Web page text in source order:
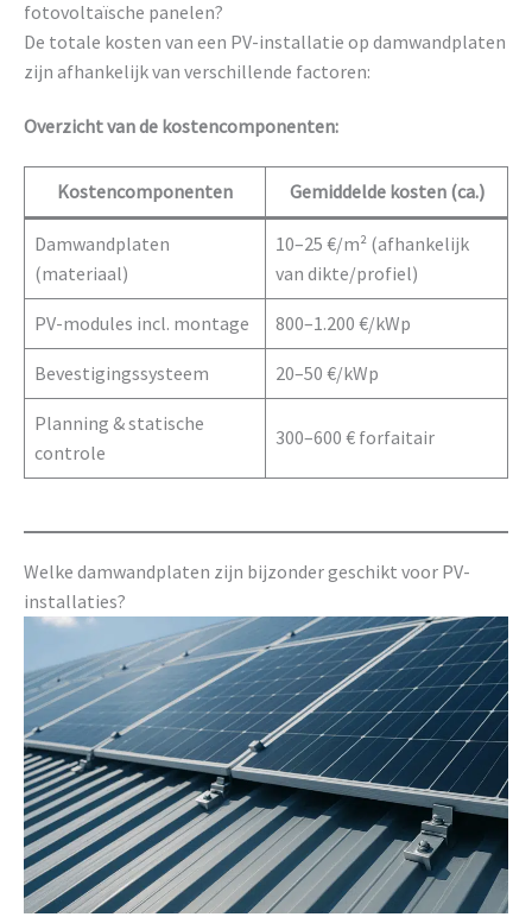
fotovoltaïsche panelen?
De totale kosten van een PV-installatie op damwandplaten
zijn afhankelijk van verschillende factoren:
Overzicht van de kostencomponenten:
Kostencomponenten Gemiddelde kosten (ca.)
Damwandplaten
(materiaal)
10–25 €/m² (afhankelijk
van dikte/profiel)
PV-modules incl. montage 800–1.200 €/kWp
Bevestigingssysteem 20–50 €/kWp
Planning & statische
controle
300–600 € forfaitair
Welke damwandplaten zijn bijzonder geschikt voor PV-
installaties?